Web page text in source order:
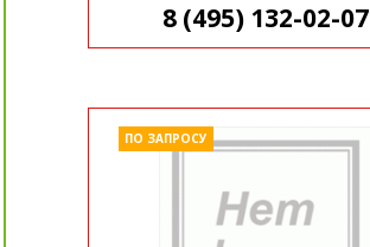
8 (495) 132-02-07
ПО ЗАПРОСУ